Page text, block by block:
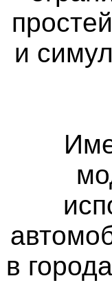
и
в